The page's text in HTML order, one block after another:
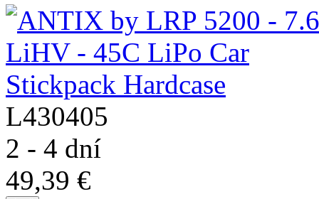
L430405
2 - 4 dní
49,39 €